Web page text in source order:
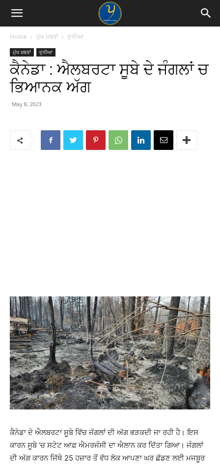
Home ਮੁੱਖ ਖ਼ਬਰਾਂ ਦੁਨੀਆ
ਮੁੱਖ ਖ਼ਬਰਾਂ ਦੁਨੀਆ
ਕੈਨੇਡਾ : ਐਲਬਰਟਾ ਸੂਬੇ ਦੇ ਜੰਗਲਾਂ ਚ
ਭਿਆਨਕ ਅੱਗ
May 8, 2023
ਕੈਨੇਡਾ ਦੇ ਐਲਬਰਟਾ ਸੂਬੇ ਵਿੱਚ ਜੰਗਲਾਂ ਦੀ ਅੱਗ ਭੜਕਦੀ ਜਾ ਰਹੀ ਹੈ। ਇਸ
ਕਾਰਨ ਸੂਬੇ ‘ਚ ਸਟੇਟ ਆਫ਼ ਐਮਰਜੰਸੀ ਦਾ ਐਲਾਨ ਕਰ ਦਿੱਤਾ ਗਿਆ। ਜੰਗਲਾਂ
ਦੀ ਅੱਗ ਕਾਰਨ ਜਿੱਥੇ 25 ਹਜ਼ਾਰ ਤੋਂ ਵੱਧ ਲੋਕ ਆਪਣਾ ਘਰ ਛੱਡਣ ਲਈ ਮਜਬੂਰ